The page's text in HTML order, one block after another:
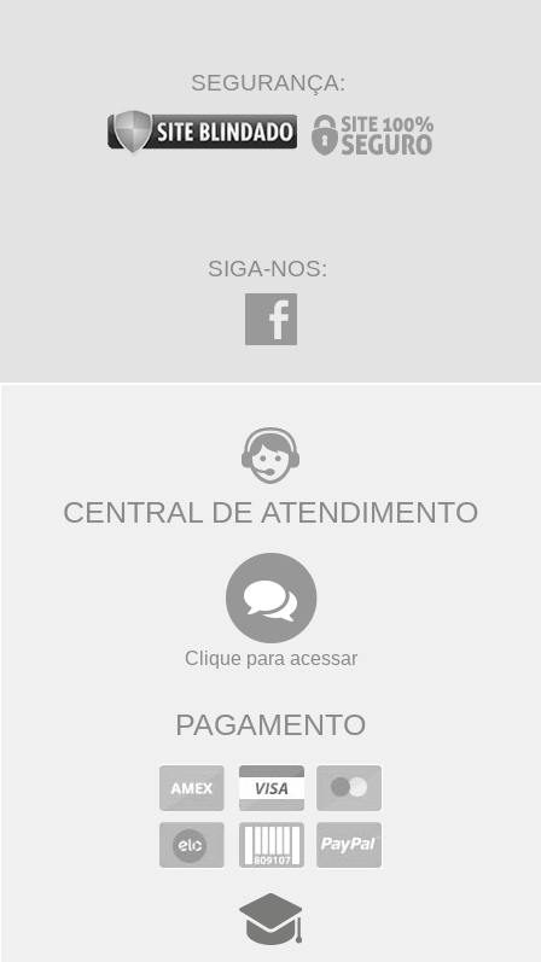
SEGURANÇA:
SIGA-NOS:
CENTRAL DE ATENDIMENTO
Clique para acessar
PAGAMENTO